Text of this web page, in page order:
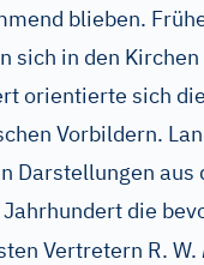
blieben.
sich in den
orientierte sich
Vorbildern.
Darstellungen aus
die
Vertretern R. W.